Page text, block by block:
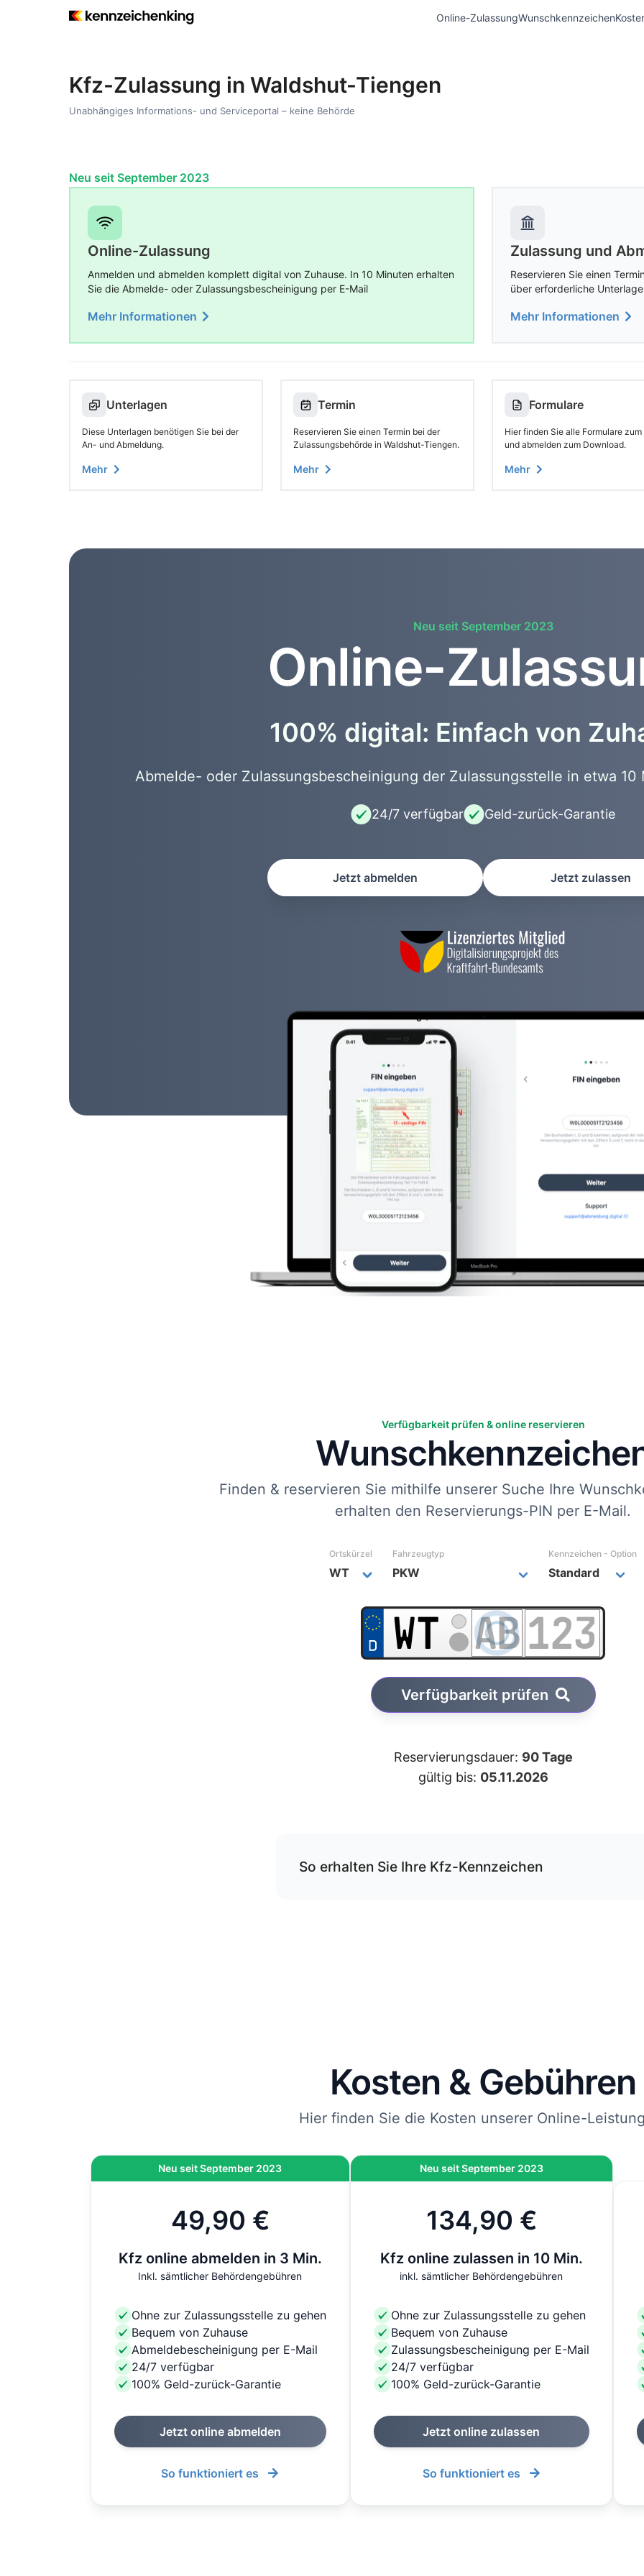
Online-ZulassungWunschkennzeichen
Kfz-Zulassung in Waldshut-Tiengen
Unabhängiges Informations- und Serviceportal – keine Behörde
Neu seit September 2023
Online-Zulassung
Anmelden und abmelden komplett digital von Zuhause. In 10 Minuten erhalten
Sie die Abmelde- oder Zulassungsbescheinigung per E-Mail
Mehr Informationen
Zulassung und
Reservieren Sie einen
über erforderliche
Mehr Informationen
Unterlagen
Diese Unterlagen benötigen Sie bei der
An- und Abmeldung.
Mehr
Termin
Reservieren Sie einen Termin bei der
Zulassungsbehörde in Waldshut-Tiengen.
Mehr
Formulare
Hier finden Sie alle Formulare
und abmelden zum Download.
Mehr
Neu seit September 2023
Online-
100% digital: Einfach von
Abmelde- oder Zulassungsbescheinigung der Zulassungsstelle in etwa
24/7 verfügbar Geld-zurück-Garantie
Jetzt abmelden Jetzt zulassen
Verfügbarkeit prüfen & online reservieren
Finden & reservieren Sie mithilfe unserer Suche Ihre
erhalten den Reservierungs-PIN per E-Mail.
Ortskürzel Fahrzeugtyp Kennzeichen - Option
Verfügbarkeit prüfen
Reservierungsdauer: 90 Tage
gültig bis: 05.11.2026
So erhalten Sie Ihre Kfz-Kennzeichen
Kosten & Gebühren
Hier finden Sie die Kosten unserer Online-
Neu seit September 2023
49,90 €
Kfz online abmelden in 3 Min.
Inkl. sämtlicher Behördengebühren
Ohne zur Zulassungsstelle zu gehen
Bequem von Zuhause
Abmeldebescheinigung per E-Mail
24/7 verfügbar
100% Geld-zurück-Garantie
Jetzt online abmelden
So funktioniert es
Neu seit September 2023
134,90 €
Kfz online zulassen in 10 Min.
inkl. sämtlicher Behördengebühren
Ohne zur Zulassungsstelle zu gehen
Bequem von Zuhause
Zulassungsbescheinigung per E-Mail
24/7 verfügbar
100% Geld-zurück-Garantie
Jetzt online zulassen
So funktioniert es